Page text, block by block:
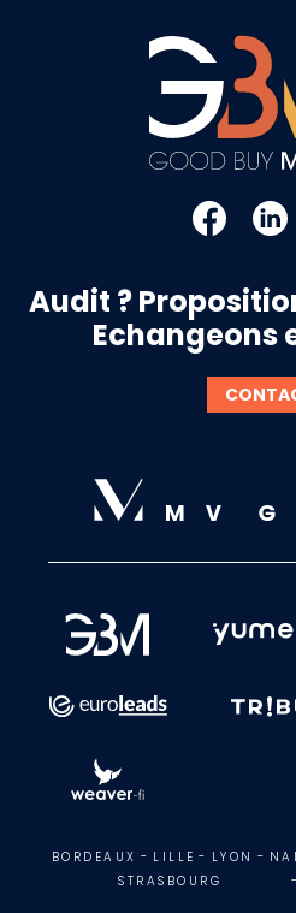
Audit ?
Echangeons
BORDEAUX - LILLE - LYON -
STRASBOURG
-